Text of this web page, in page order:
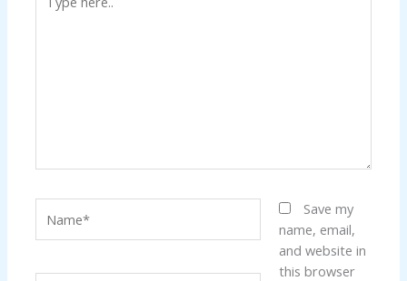
here..
Save my
name, email,
and website in
this browser